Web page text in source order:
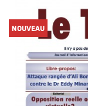
NOUVEAU